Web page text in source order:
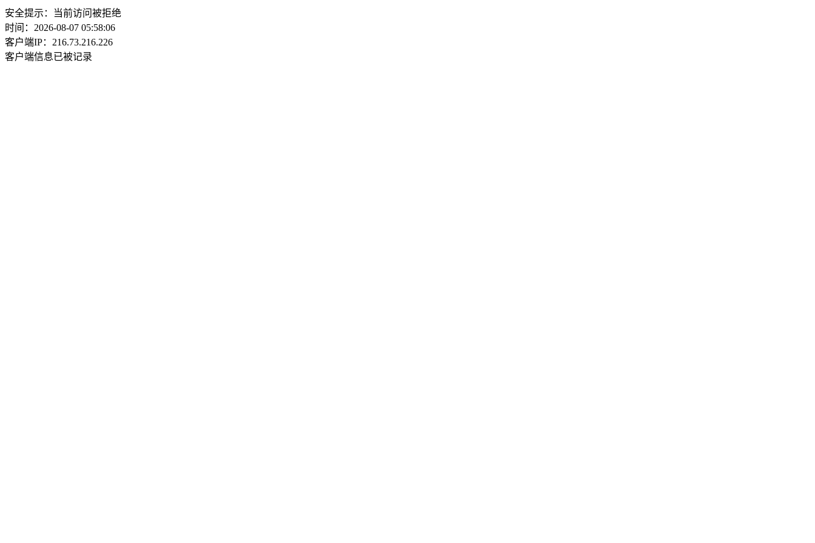
安全提示：当前访问被拒绝
时间：2026-08-07 05:58:06
客户端IP：216.73.216.226
客户端信息已被记录